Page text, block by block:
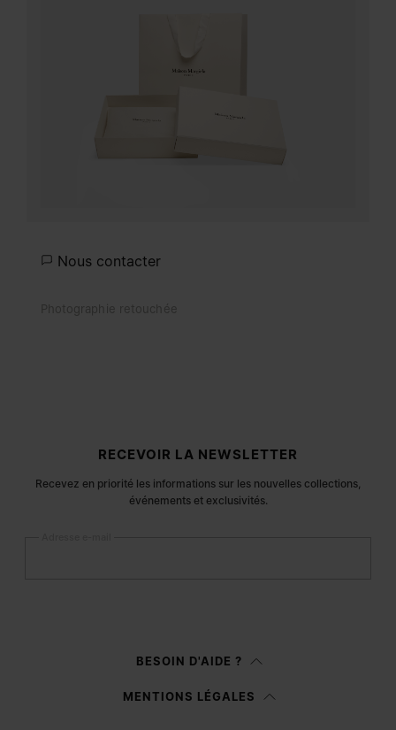
Nous contacter
RECEVOIR LA NEWSLETTER
Recevez en priorité les informations sur les nouvelles collections,
événements et exclusivités.
BESOIN D'AIDE ?
MENTIONS LÉGALES